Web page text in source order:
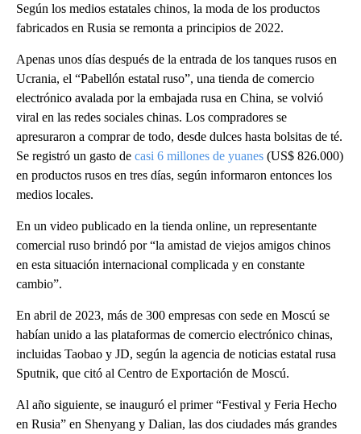
Según los medios estatales chinos, la moda de los productos
fabricados en Rusia se remonta a principios de 2022.
Apenas unos días después de la entrada de los tanques rusos en
Ucrania, el “Pabellón estatal ruso”, una tienda de comercio
electrónico avalada por la embajada rusa en China, se volvió
viral en las redes sociales chinas. Los compradores se
apresuraron a comprar de todo, desde dulces hasta bolsitas de té.
Se registró un gasto de casi 6 millones de yuanes (US$ 826.000)
en productos rusos en tres días, según informaron entonces los
medios locales.
En un video publicado en la tienda online, un representante
comercial ruso brindó por “la amistad de viejos amigos chinos
en esta situación internacional complicada y en constante
cambio”.
En abril de 2023, más de 300 empresas con sede en Moscú se
habían unido a las plataformas de comercio electrónico chinas,
incluidas Taobao y JD, según la agencia de noticias estatal rusa
Sputnik, que citó al Centro de Exportación de Moscú.
Al año siguiente, se inauguró el primer “Festival y Feria Hecho
en Rusia” en Shenyang y Dalian, las dos ciudades más grandes